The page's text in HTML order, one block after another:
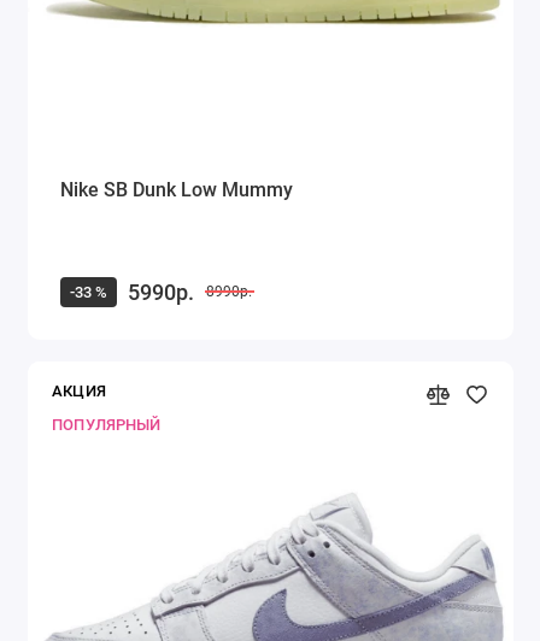
Nike SB Dunk Low Mummy
-33 % 5990р. 8990р.
АКЦИЯ
ПОПУЛЯРНЫЙ